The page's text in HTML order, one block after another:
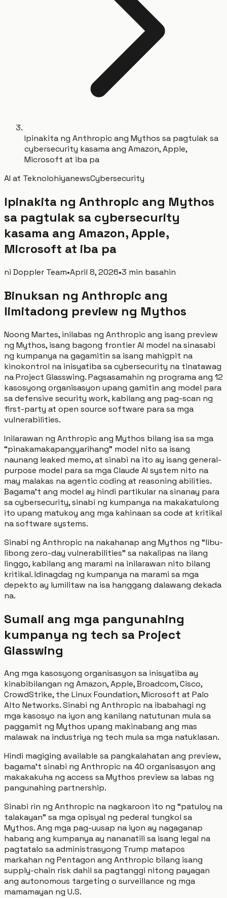
Ipinakita ng Anthropic ang Mythos sa pagtulak sa
cybersecurity kasama ang Amazon, Apple,
Microsoft at iba pa
AI at TeknolohiyanewsCybersecurity
Ipinakita ng Anthropic ang Mythos
sa pagtulak sa cybersecurity
kasama ang Amazon, Apple,
Microsoft at iba pa
ni Doppler Team•April 8, 2026•3 min basahin
Binuksan ng Anthropic ang
limitadong preview ng Mythos
Noong Martes, inilabas ng Anthropic ang isang preview
ng Mythos, isang bagong frontier AI model na sinasabi
ng kumpanya na gagamitin sa isang mahigpit na
kinokontrol na inisyatiba sa cybersecurity na tinatawag
na Project Glasswing. Pagsasamahin ng programa ang 12
kasosyong organisasyon upang gamitin ang model para
sa defensive security work, kabilang ang pag-scan ng
first-party at open source software para sa mga
vulnerabilities.
Inilarawan ng Anthropic ang Mythos bilang isa sa mga
“pinakamakapangyarihang” model nito sa isang
naunang leaked memo, at sinabi na ito ay isang general-
purpose model para sa mga Claude AI system nito na
may malakas na agentic coding at reasoning abilities.
Bagama't ang model ay hindi partikular na sinanay para
sa cybersecurity, sinabi ng kumpanya na makakatulong
ito upang matukoy ang mga kahinaan sa code at kritikal
na software systems.
Sinabi ng Anthropic na nakahanap ang Mythos ng “libu-
libong zero-day vulnerabilities” sa nakalipas na ilang
linggo, kabilang ang marami na inilarawan nito bilang
kritikal. Idinagdag ng kumpanya na marami sa mga
depekto ay lumilitaw na isa hanggang dalawang dekada
na.
Sumali ang mga pangunahing
kumpanya ng tech sa Project
Glasswing
Ang mga kasosyong organisasyon sa inisyatiba ay
kinabibilangan ng Amazon, Apple, Broadcom, Cisco,
CrowdStrike, the Linux Foundation, Microsoft at Palo
Alto Networks. Sinabi ng Anthropic na ibabahagi ng
mga kasosyo na iyon ang kanilang natutunan mula sa
paggamit ng Mythos upang makinabang ang mas
malawak na industriya ng tech mula sa mga natuklasan.
Hindi magiging available sa pangkalahatan ang preview,
bagama't sinabi ng Anthropic na 40 organisasyon ang
makakakuha ng access sa Mythos preview sa labas ng
pangunahing partnership.
Sinabi rin ng Anthropic na nagkaroon ito ng “patuloy na
talakayan” sa mga opisyal ng pederal tungkol sa
Mythos. Ang mga pag-uusap na iyon ay nagaganap
habang ang kumpanya ay nananatili sa isang legal na
pagtatalo sa administrasyong Trump matapos
markahan ng Pentagon ang Anthropic bilang isang
supply-chain risk dahil sa pagtanggi nitong payagan
ang autonomous targeting o surveillance ng mga
mamamayan ng U.S.